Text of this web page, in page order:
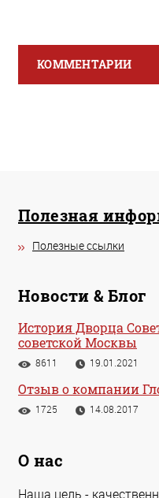
КОММЕНТАРИИ
Полезная
Полезные ссылки
Новости & Блог
История Дворца
советской Москвы
8611 19.01.2021
Отзыв о компании
1725 14.08.2017
О нас
Наша цель -